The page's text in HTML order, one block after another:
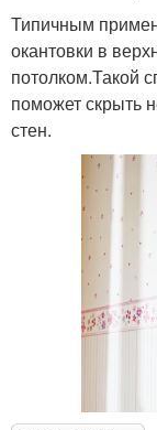
Типичным
окантовки в
потолком.Такой
поможет скрыть
стен.